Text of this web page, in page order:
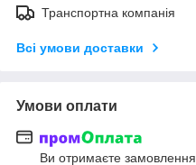
Транспортна компанія
Всі умови доставки
Умови оплати
Ви отримаєте замовлення